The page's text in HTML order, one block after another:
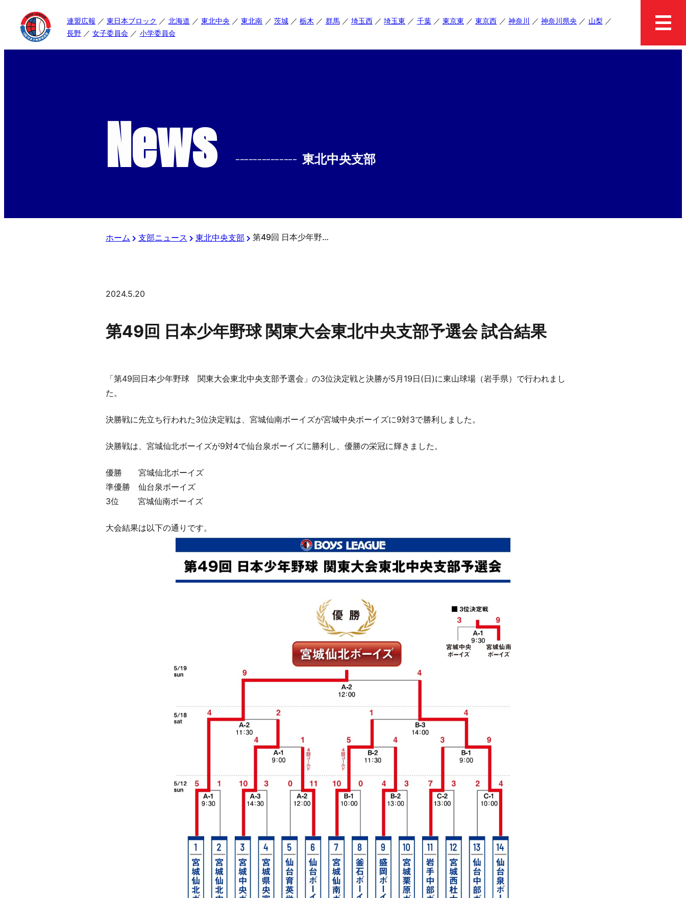
連盟広報 東日本ブロック 北海道 東北中央 東北南 茨城 栃木 群馬 埼玉西 埼玉東 千葉 東京東 東京西 神奈川 神奈川県央
山梨
長野
女子委員会 小学委員会
News -------------- 東北中央支部
ホーム 支部ニュース 東北中央支部 第49回 日本少年野球 関東大会東北中央支部予選会 試合結果
2024.5.20
第49回 日本少年野球 関東大会東北中央支部予選会 試合結果
「第49回日本少年野球 関東大会東北中央支部予選会」の3位決定戦と決勝が5月19日(日)に東山球場（岩手県）で行われまし
た。
決勝戦に先立ち行われた3位決定戦は、宮城仙南ボーイズが宮城中央ボーイズに9対3で勝利しました。
決勝戦は、宮城仙北ボーイズが9対4で仙台泉ボーイズに勝利し、優勝の栄冠に輝きました。
優勝 宮城仙北ボーイズ
準優勝 仙台泉ボーイズ
3位 宮城仙南ボーイズ
大会結果は以下の通りです。